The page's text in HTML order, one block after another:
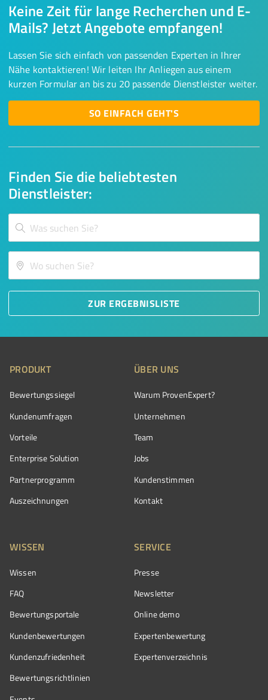
Finden Sie die beliebtesten
Dienstleister:
ZUR ERGEBNISLISTE
Keine Zeit für lange Recherchen und E-
Mails? Jetzt Angebote empfangen!
Lassen Sie sich einfach von passenden Experten in Ihrer
Nähe kontaktieren! Wir leiten Ihr Anliegen aus einem
kurzen Formular an bis zu 20 passende Dienstleister weiter.
SO EINFACH GEHT'S
PRODUKT
Bewertungssiegel
Kundenumfragen
Vorteile
Enterprise Solution
Partnerprogramm
Auszeichnungen
ÜBER UNS
Warum ProvenExpert?
Unternehmen
Team
Jobs
Kundenstimmen
Kontakt
WISSEN
Wissen
FAQ
Bewertungsportale
Kundenbewertungen
Kundenzufriedenheit
Bewertungs­richtlinien
SERVICE
Presse
Newsletter
Online demo
Expertenbewertung
Expertenverzeichnis